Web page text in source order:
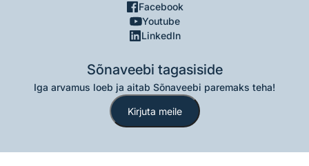
Facebook
Youtube
LinkedIn
Sõnaveebi tagasiside
Iga arvamus loeb ja aitab Sõnaveebi paremaks teha!
Kirjuta meile